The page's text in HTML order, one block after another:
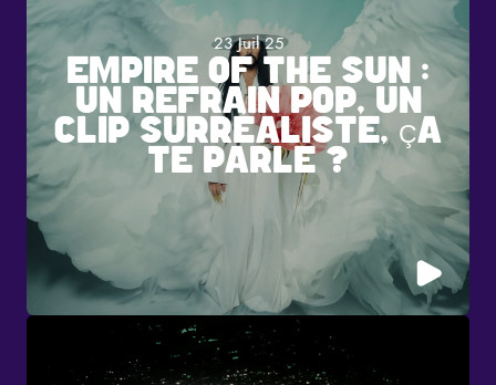
23 Juil 25
EMPIRE OF THE SUN :
UN REFRAIN POP, UN
CLIP SURRÉALISTE, ÇA
TE PARLE ?